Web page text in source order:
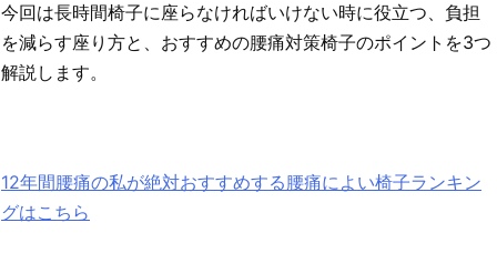
今回は長時間椅子に座らなければいけない時に役立つ、負担
を減らす座り方と、おすすめの腰痛対策椅子のポイントを3つ
解説します。
12年間腰痛の私が絶対おすすめする腰痛によい椅子ランキン
グはこちら